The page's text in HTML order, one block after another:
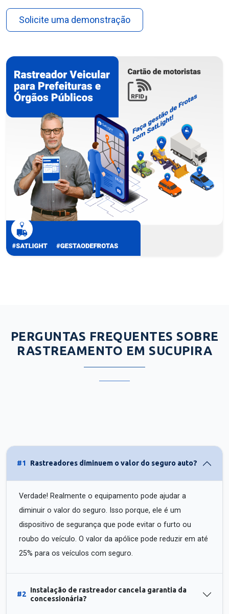
Solicite uma demonstração
PERGUNTAS FREQUENTES SOBRE
RASTREAMENTO EM SUCUPIRA
#1 Rastreadores diminuem o valor do seguro auto?
Verdade! Realmente o equipamento pode ajudar a
diminuir o valor do seguro. Isso porque, ele é um
dispositivo de segurança que pode evitar o furto ou
roubo do veículo. O valor da apólice pode reduzir em até
25% para os veículos com seguro.
#2
Instalação de rastreador cancela garantia da
concessionária?